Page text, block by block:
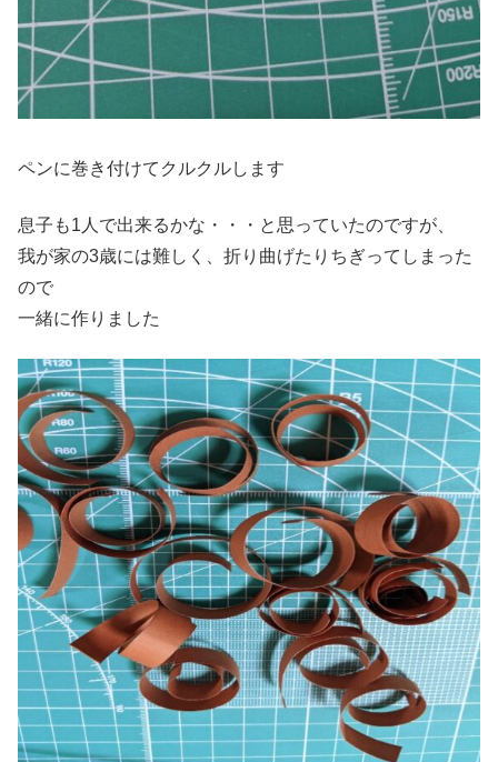
ペンに巻き付けてクルクルします
息子も1人で出来るかな・・・と思っていたのですが、
我が家の3歳には難しく、折り曲げたりちぎってしまった
ので
一緒に作りました